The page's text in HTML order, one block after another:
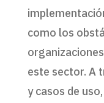
como los
este sector. A
y casos de